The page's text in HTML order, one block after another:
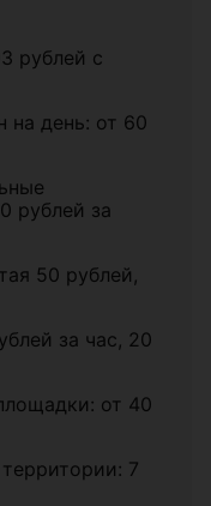
рублей с
на день: от 60
рублей за
50 рублей,
за час, 20
от 40
7